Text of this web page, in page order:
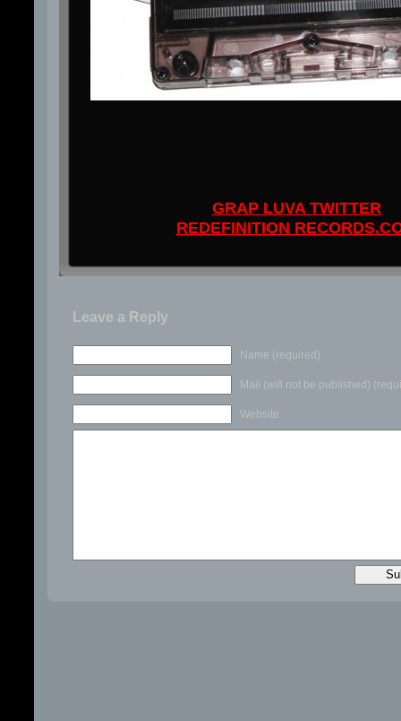
GRAP LUVA TWITTER
REDEFINITION
Leave a Reply
Name (required)
Mail (will not be published)
Website